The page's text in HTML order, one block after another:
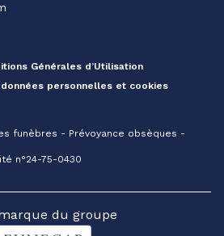
Générales d’Utilisation
personnelles et cookies
funèbres - Prévoyance obsèques -
n°24-75-0430
du groupe